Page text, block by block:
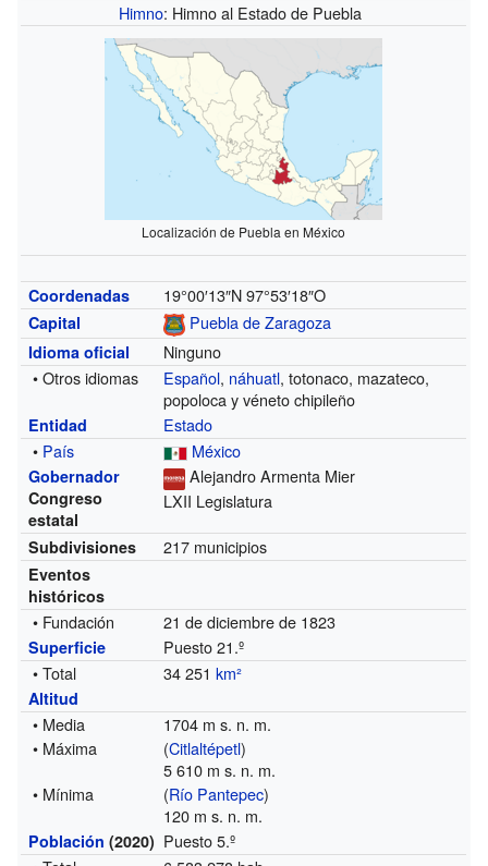
Himno: Himno al Estado de Puebla
Localización de Puebla en México
Coordenadas 19°00′13″N 97°53′18″O
Capital Puebla de Zaragoza
Idioma oficial
Ninguno
• Otros idiomas
Español, náhuatl, totonaco, mazateco,
popoloca y véneto chipileño
Entidad
Estado
• País México
Gobernador
Congreso
estatal
Alejandro Armenta Mier
LXII Legislatura
Subdivisiones 217 municipios
Eventos
históricos
• Fundación 21 de diciembre de 1823
Superficie
Puesto 21.º
• Total
34 251km²
Altitud
• Media
1704 m s. n. m.
• Máxima
(Citlaltépetl)
5 610 m s. n. m.
• Mínima
(Río Pantepec)
120 m s. n. m.
Población (2020) Puesto 5.º